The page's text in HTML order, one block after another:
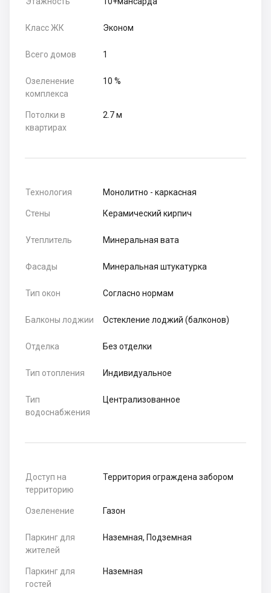
Класс ЖК Эконом
Всего домов 1
Озеленение
комплекса
10 %
Потолки в
квартирах
2.7 м
Технология Монолитно - каркасная
Стены Керамический кирпич
Утеплитель Минеральная вата
Фасады Минеральная штукатурка
Тип окон Согласно нормам
Балконы лоджии Остекление лоджий (балконов)
Отделка Без отделки
Тип отопления Индивидуальное
Тип
водоснабжения
Централизованное
Доступ на
территорию
Территория ограждена забором
Озеленение Газон
Паркинг для
жителей
Наземная, Подземная
Паркинг для
гостей
Наземная